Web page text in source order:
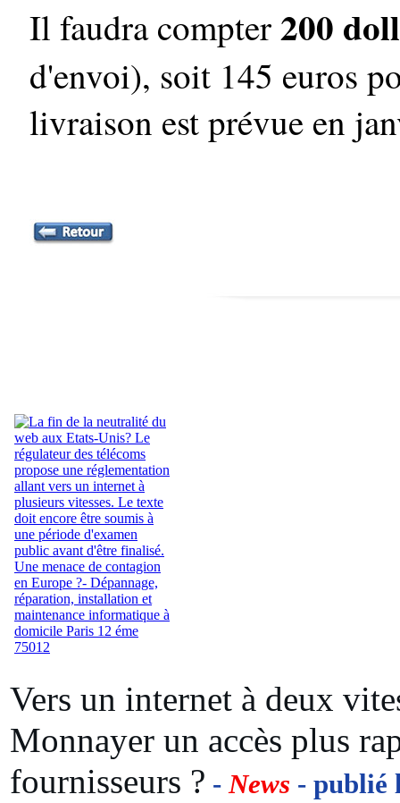
Il faudra compter200
d'envoi), soit 145 euros
livraison est prévue en
Vers un internet à deux
Monnayer un accès plus
fournisseurs ? -News - publié